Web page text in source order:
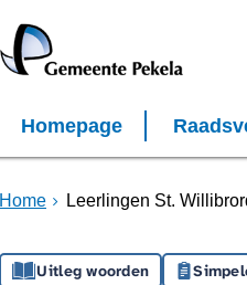
Homepage
Home Leerlingen St.
Uitleg woorden